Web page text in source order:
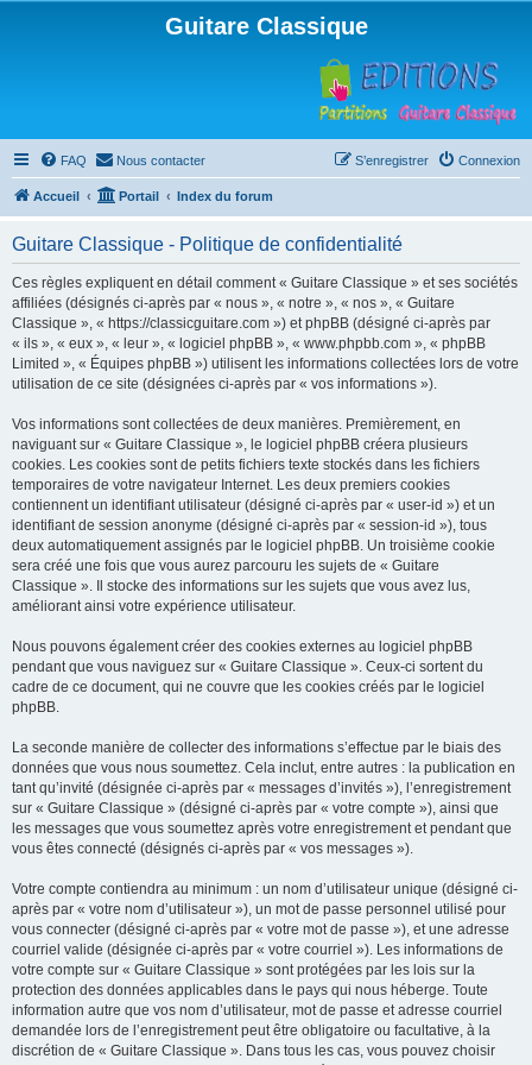
Guitare Classique
FAQ Nous contacter Connexion
S’enregistrer
Accueil Portail Index du forum
Guitare Classique - Politique de confidentialité
Ces règles expliquent en détail comment « Guitare Classique » et ses sociétés
affiliées (désignés ci-après par « nous », « notre », « nos », « Guitare
Classique », « https://classicguitare.com ») et phpBB (désigné ci-après par
« ils », « eux », « leur », « logiciel phpBB », « www.phpbb.com », « phpBB
Limited », « Équipes phpBB ») utilisent les informations collectées lors de votre
utilisation de ce site (désignées ci-après par « vos informations »).
Vos informations sont collectées de deux manières. Premièrement, en
naviguant sur « Guitare Classique », le logiciel phpBB créera plusieurs
cookies. Les cookies sont de petits fichiers texte stockés dans les fichiers
temporaires de votre navigateur Internet. Les deux premiers cookies
contiennent un identifiant utilisateur (désigné ci-après par « user-id ») et un
identifiant de session anonyme (désigné ci-après par « session-id »), tous
deux automatiquement assignés par le logiciel phpBB. Un troisième cookie
sera créé une fois que vous aurez parcouru les sujets de « Guitare
Classique ». Il stocke des informations sur les sujets que vous avez lus,
améliorant ainsi votre expérience utilisateur.
Nous pouvons également créer des cookies externes au logiciel phpBB
pendant que vous naviguez sur « Guitare Classique ». Ceux-ci sortent du
cadre de ce document, qui ne couvre que les cookies créés par le logiciel
phpBB.
La seconde manière de collecter des informations s’effectue par le biais des
données que vous nous soumettez. Cela inclut, entre autres : la publication en
tant qu’invité (désignée ci-après par « messages d’invités »), l’enregistrement
sur « Guitare Classique » (désigné ci-après par « votre compte »), ainsi que
les messages que vous soumettez après votre enregistrement et pendant que
vous êtes connecté (désignés ci-après par « vos messages »).
Votre compte contiendra au minimum : un nom d’utilisateur unique (désigné ci-
après par « votre nom d’utilisateur »), un mot de passe personnel utilisé pour
vous connecter (désigné ci-après par « votre mot de passe »), et une adresse
courriel valide (désignée ci-après par « votre courriel »). Les informations de
votre compte sur « Guitare Classique » sont protégées par les lois sur la
protection des données applicables dans le pays qui nous héberge. Toute
information autre que vos nom d’utilisateur, mot de passe et adresse courriel
demandée lors de l’enregistrement peut être obligatoire ou facultative, à la
discrétion de « Guitare Classique ». Dans tous les cas, vous pouvez choisir